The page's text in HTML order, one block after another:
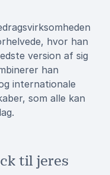
hvor han
version af sig
han
internationale
som alle kan
til jeres